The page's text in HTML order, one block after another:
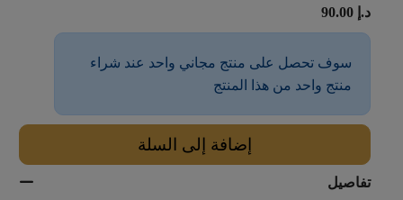
د.إ
سوف تحصل على منتج مجاني واحد عند شراء
منتج واحد من هذا المنتج
إضافة إلى السلة
تفاصيل